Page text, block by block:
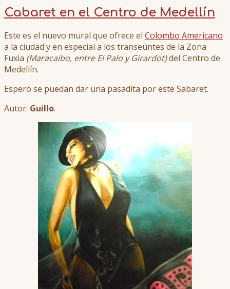
Cabaret en el Centro de Medellín
Este es el nuevo mural que ofrece el Colombo Americano
a la ciudad y en especial a los transeúntes de la Zona
Fuxia (Maracaibo, entre El Palo y Girardot)del Centro de
Medellín.
Espero se puedan dar una pasadita por este Sabaret.
Autor: Guillo.